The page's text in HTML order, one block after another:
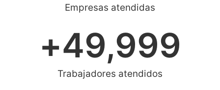
Empresas atendidas
Trabajadores atendidos
+49,999